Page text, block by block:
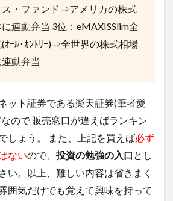
ス・ファンド⇒アメリカの株式
連動弁当 3位：eMAXISSlim全
ｵｰﾙ･ｶﾝﾄﾘｰ)⇒全世界の株式相場
動弁当
ット証券である楽天証券(筆者愛
ので 販売窓口が違えばランキン
しょう。 また、上記を買えば必ず
ないので、 投資の勉強の入口 とし
い。以上、難しい内容は省きまく
囲気だけでも覚えて興味を持って